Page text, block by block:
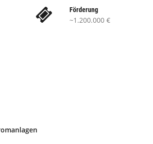
Förderung
~1.200.000 €